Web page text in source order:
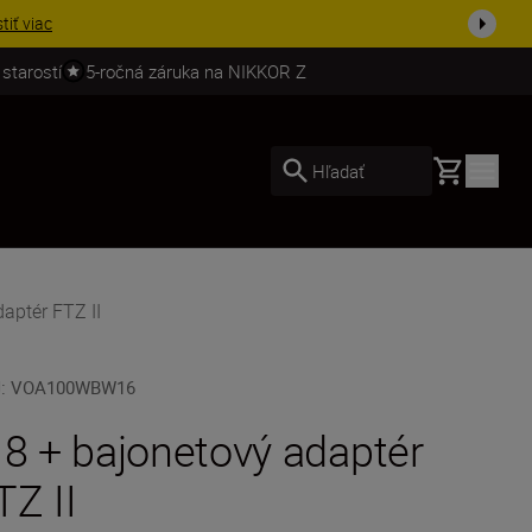
viac
starostí 5-ročná záruka na NIKKOR Z
Hľadať Basket
FTZ II
:VOA100WBW16
+ bajonetový adaptér
II